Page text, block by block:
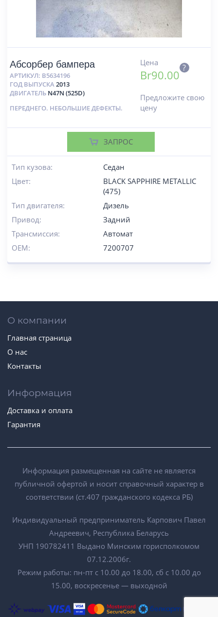
Абсорбер бампера
АРТИКУЛ: B5634196
ГОД ВЫПУСКА2013
ДВИГАТЕЛЬ N47N (525D)
ПЕРЕДНЕГО. НЕБОЛЬШИЕ ДЕФЕКТЫ.
Цена
Br90.00
?
Предложите свою
цену
ЗАПРОС
Тип кузова:
Седан
Цвет:
BLACK SAPPHIRE METALLIC
(475)
Тип двигателя:
Дизель
Привод:
Задний
Трансмиссия:
Автомат
OEM:
7200707
О компании
Главная страница
О нас
Контакты
Информация
Доставка и оплата
Гарантия
Информация размещенная на сайте не является
публичной офертой и носит справочный характер в
соответствии (ст.407 гражданского кодекса РБ)
Индивидуальный предприниматель Карпович Павел
Андреевич, Республика Беларусь
УНП 190782411 Выдано Минским горисполкомом
07.12.2006г.
Режим работы: пн-пт с 10.00 до 18.00, сб с 10.00 до
15.00, воскресенье — выходной